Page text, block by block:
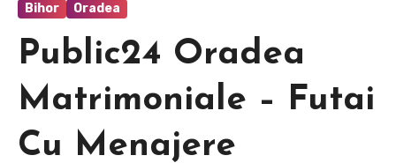
Bihor Oradea
Public24 Oradea
Matrimoniale – Futai
Cu Menajere